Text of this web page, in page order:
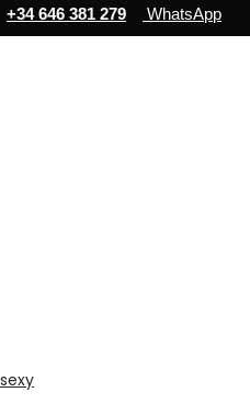
+34 646 381 279 WhatsApp